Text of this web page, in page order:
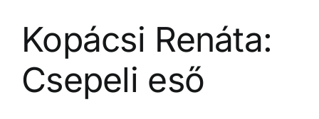
Kopácsi Renáta:
Csepeli eső